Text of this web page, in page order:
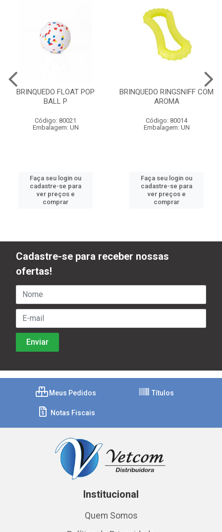
BRINQUEDO FLOAT POP
BALL P
Código: 80021
Embalagem: UN
Faça seu login ou
cadastre-se para
ver preços e
comprar
BRINQUEDO RINGSNIFF COM
AROMA
Código: 80014
Embalagem: UN
Faça seu login ou
cadastre-se para
ver preços e
comprar
Cadastre-se para receber nossas
ofertas!
Meus Pedidos Títulos
Notas Fiscais
Institucional
Quem Somos